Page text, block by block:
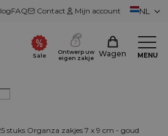
FAQ Contact Mijn account NL
Sale
Ontwerp uw
eigen zakje
Wagen MENU
stuks Organza zakjes 7 x 9 cm - goud